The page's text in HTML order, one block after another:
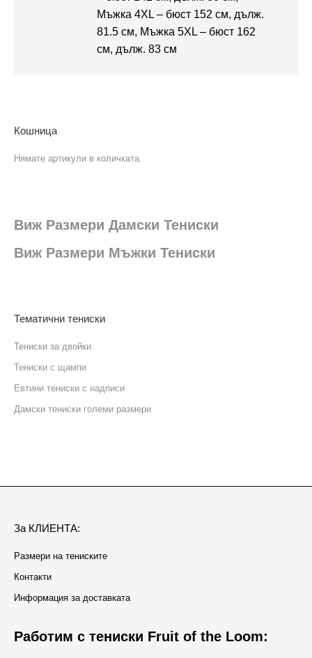
Мъжка 4XL – бюст 152 см, дълж.
81.5 см, Мъжка 5XL – бюст 162
см, дълж. 83 см
Кошница
Нямате артикули в количката.
Виж Размери Дамски Тениски
Виж Размери Мъжки Тениски
Тематични тениски
Тениски за двойки
Тениски с щампи
Eвтини тениски с надписи
Дамски тениски големи размери
За КЛИЕНТА:
Размери на тениските
Контакти
Информация за доставката
Работим с тениски Fruit of the Loom: